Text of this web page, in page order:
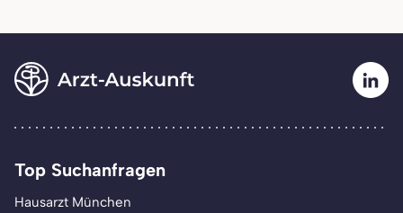
Top Suchanfragen
Hausarzt München